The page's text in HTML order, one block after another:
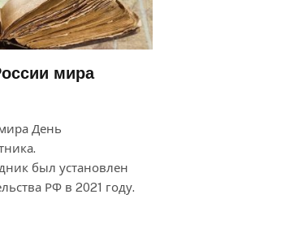
мира
День
был установлен
РФ в 2021 году.